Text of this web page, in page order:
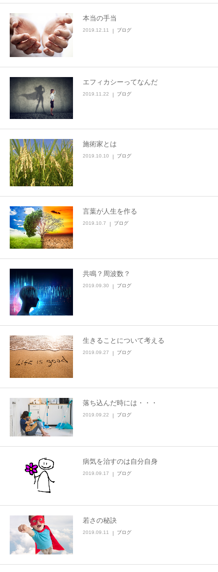
本当の手当
2019.12.11 ブログ
エフィカシーってなんだ
2019.11.22 ブログ
施術家とは
2019.10.10 ブログ
言葉が人生を作る
2019.10.7 ブログ
共鳴？周波数？
2019.09.30 ブログ
生きることについて考える
2019.09.27 ブログ
落ち込んだ時には・・・
2019.09.22 ブログ
病気を治すのは自分自身
2019.09.17 ブログ
若さの秘訣
2019.09.11 ブログ